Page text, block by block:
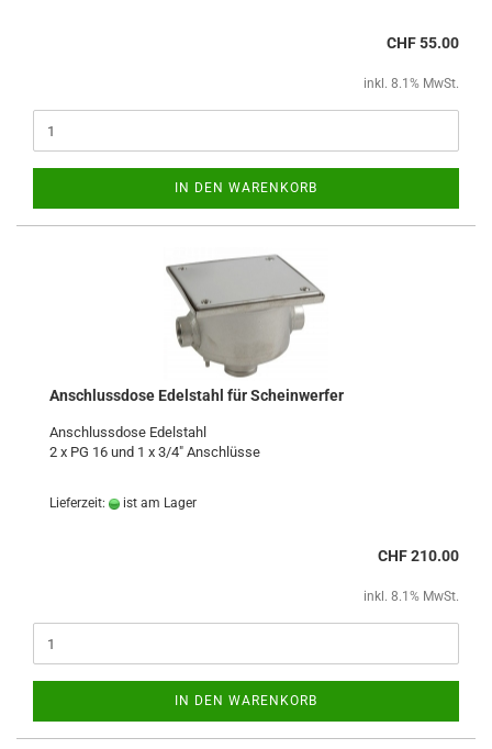
CHF 55.00
inkl. 8.1% MwSt.
IN DEN WARENKORB
Anschlussdose Edelstahl für Scheinwerfer
Anschlussdose Edelstahl
2 x PG 16 und 1 x 3/4" Anschlüsse
Lieferzeit: ist am Lager
CHF 210.00
inkl. 8.1% MwSt.
IN DEN WARENKORB